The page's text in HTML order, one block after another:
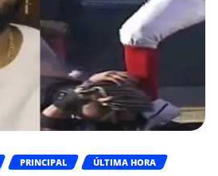
PRINCIPAL ÚLTIMA HORA